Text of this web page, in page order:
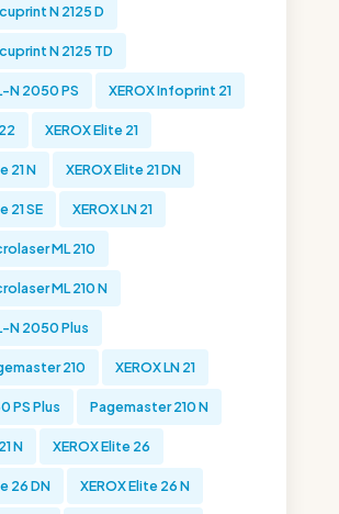
N 2125 D
N 2125 TD
N 2050 PS XEROX Infoprint 21
XEROX Elite 21
21 N XEROX Elite 21 DN
21 SE XEROX LN 21
ML 210
ML 210 N
N 2050 Plus
210 XEROX LN 21
PS Plus Pagemaster 210 N
N XEROX Elite 26
26 DN XEROX Elite 26 N